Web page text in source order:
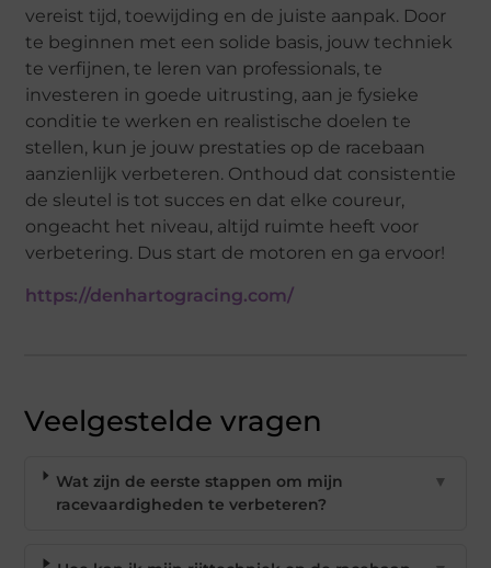
vereist tijd, toewijding en de juiste aanpak. Door
te beginnen met een solide basis, jouw techniek
te verfijnen, te leren van professionals, te
investeren in goede uitrusting, aan je fysieke
conditie te werken en realistische doelen te
stellen, kun je jouw prestaties op de racebaan
aanzienlijk verbeteren. Onthoud dat consistentie
de sleutel is tot succes en dat elke coureur,
ongeacht het niveau, altijd ruimte heeft voor
verbetering. Dus start de motoren en ga ervoor!
https://denhartogracing.com/
Veelgestelde vragen
Wat zijn de eerste stappen om mijn
racevaardigheden te verbeteren?
▼